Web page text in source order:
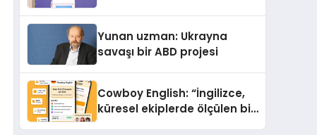
Yunan uzman: Ukrayna
savaşı bir ABD projesi
Cowboy English: “İngilizce,
küresel ekiplerde ölçülen bir